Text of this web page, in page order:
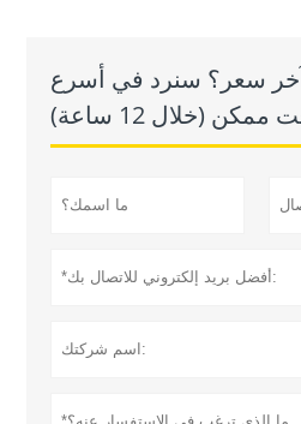
سعر؟ سنرد في أسرع
ممكن (خلال 12 ساعة)